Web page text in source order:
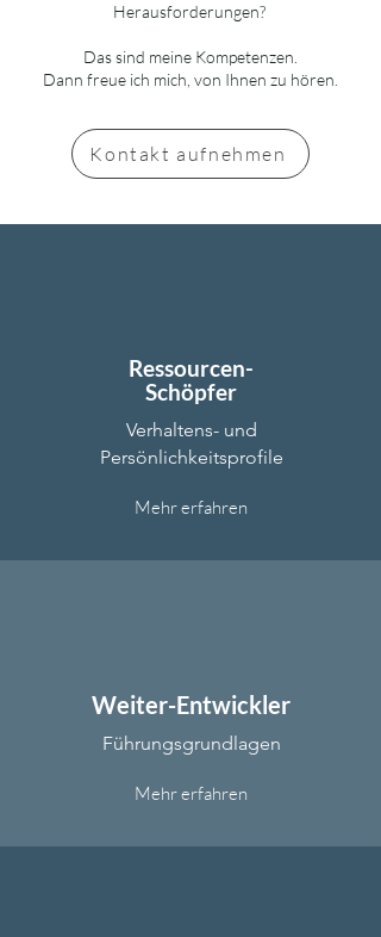
Herausforderungen?
Das sind meine Kompetenzen.
Dann freue ich mich, von Ihnen zu hören.
Kontakt aufnehmen
Ressourcen-
Schöpfer
Verhaltens- und
Persönlichkeitsprofile
Mehr erfahren
Weiter-Entwickler
Führungsgrundlagen
Mehr erfahren